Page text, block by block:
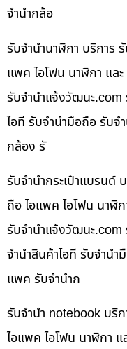
จำนำกล้อ
รับจำนำนาฬิกา บริการ
แพค ไอโฟน นาฬิกา แล
รับจํานําแจ้งวัฒนะ.com
ไอที รับจำนำมือถือ รับจ
กล้อง รั
รับจำนำกระเป๋าแบรนด์
ถือ ไอแพค ไอโฟน นาฬิ
รับจํานําแจ้งวัฒนะ.com
จำนำสินค้าไอที รับจำน
แพค รับจำนำก
รับจำนำ notebook บริ
ไอแพค ไอโฟน นาฬิกา